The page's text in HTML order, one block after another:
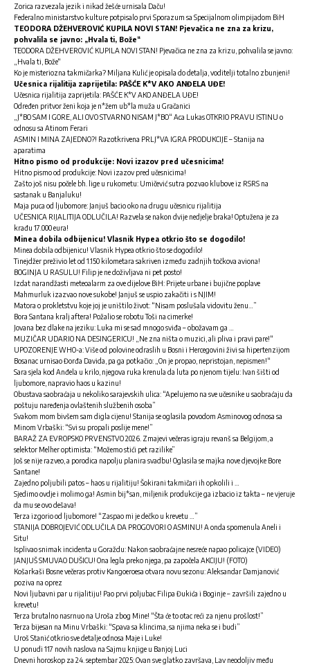
Zorica razvezala jezik i nikad žešće urnisala Daču!
Federalno ministarstvo kulture potpisalo prvi Sporazum sa Specijalnom olimpijadom BiH
TEODORA DŽEHVEROVIĆ KUPILA NOVI STAN! Pjevačica ne zna za krizu,
pohvalila se javno: „Hvala ti, Bože“
TEODORA DŽEHVEROVIĆ KUPILA NOVI STAN! Pjevačica ne zna za krizu, pohvalila se javno:
„Hvala ti, Bože“
Ko je misteriozna takmičarka? Miljana Kulić je opisala do detalja, voditelji totalno zbunjeni!
Učesnica rijalitija zaprijetila: PAŠĆE K*V AKO ANĐELA UĐE!
Učesnica rijalitija zaprijetila: PAŠĆE K*V AKO ANĐELA UĐE!
Određen pritvor ženi koja je n*žem ub*la muža u Gračanici
„J*BO SAM I GORE, ALI OVO STVARNO NISAM J*BO“ Aca Lukas OTKRIO PRAVU ISTINU o
odnosu sa Atinom Ferari
ASMIN I MINA ZAJEDNO?! Razotkrivena PRLJ*VA IGRA PRODUKCIJE – Stanija na
aparatima
Hitno pismo od produkcije: Novi izazov pred učesnicima!
Hitno pismo od produkcije: Novi izazov pred učesnicima!
Zašto još nisu počele bh. lige u rukometu: Umičević sutra pozvao klubove iz RSRS na
sastanak u Banjaluku!
Maja puca od ljubomore: Janjuš bacio oko na drugu učesnicu rijalitija
UČESNICA RIJALITIJA ODLUČILA! Razvela se nakon dvije nedjelje braka! Optužena je za
krađu 17.000 eura!
Minea dobila odbijenicu! Vlasnik Hypea otkrio što se dogodilo!
Minea dobila odbijenicu! Vlasnik Hypea otkrio što se dogodilo!
Tinejdžer preživio let od 1.150 kilometara sakriven između zadnjih točkova aviona!
BOGINJA U RASULU! Filip je ne doživljava ni pet posto!
Izdat narandžasti meteoalarm za ove dijelove BiH: Prijete urbane i bujične poplave
Mahmurluk izazvao nove sukobe! Janjuš se uspio zakačiti i s NJIM!
Matora o prokletstvu koje joj je uništilo život: “Nisam poslušala vidovitu ženu…”
Bora Santana kralj aftera! Požalio se robotu Toši na cimerke!
Jovana bez dlake na jeziku: Luka mi se sad mnogo sviđa – obožavam ga …
MUZIČAR UDARIO NA DESINGERICU! „Ne zna ništa o muzici, ali pliva i pravi pare!“
UPOZORENJE WHO-a: Više od polovine odraslih u Bosni i Hercegovini živi sa hipertenzijom
Bosanac urnisao Đorđa Davida, pa ga potkačio: „On je propao, nepristojan, nepismen!“
Sara sjela kod Anđela u krilo, njegova ruka krenula da luta po njenom tijelu: Ivan šišti od
ljubomore, napravio haos u kazinu!
Obustava saobraćaja u nekoliko sarajevskih ulica: “Apelujemo na sve učesnike u saobraćaju da
poštuju naređenja ovlaštenih službenih osoba”
Svakom mom bivšem sam digla cijenu! Stanija se oglasila povodom Asminovog odnosa sa
Minom Vrbaški: “Svi su propali poslije mene!”
BARAŽ ZA EVROPSKO PRVENSTVO 2026. Zmajevi večeras igraju revanš sa Belgijom, a
selektor Melher optimista: “Možemo stići pet razilike”
Još se nije razveo, a porodica napolju planira svadbu! Oglasila se majka nove djevojke Bore
Santane!
Zajedno poljubili patos – haos u rijalitiju! Šokirani takmičari ih opkolili i …
Sjedimo ovdje i molimo ga! Asmin bij*san, miljenik produkcije ga izbacio iz takta – ne vjeruje
da mu se ovo dešava!
Terza izgorio od ljubomore! “Zaspao mi je dečko u krevetu …”
STANIJA DOBROJEVIĆ ODLUČILA DA PROGOVORI O ASMINU! A onda spomenula Aneli i
Situ!
Isplivao snimak incidenta u Goraždu: Nakon saobraćajne nesreće napao policajce (VIDEO)
JANJUŠ SMUVAO DUŠICU! Ona legla preko njega, pa započela AKCIJU! (FOTO)
Košarkaši Bosne večeras protiv Kangoeroesa otvara novu sezonu: Aleksandar Damjanović
poziva na oprez
Novi ljubavni par u rijalitiju! Pao prvi poljubac Filipa Đukića i Boginje – završili zajedno u
krevetu!
Terza brutalno nasrnuo na Uroša zbog Mine! “Šta će to otac reći za njenu prošlost!”
Terza bijesan na Minu Vrbaški: “Spava sa klincima, sa njima neka se i budi”
Uroš Stanić otkrio sve detalje odnosa Maje i Luke!
U ponudi 117 novih naslova na Sajmu knjige u Banjoj Luci
Dnevni horoskop za 24. septembar 2025: Ovan sve glatko završava, Lav neodoljiv među